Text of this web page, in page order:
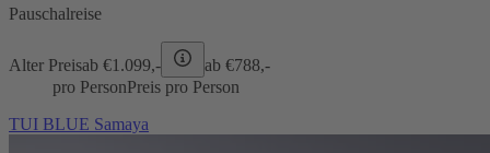
Pauschalreise
Alter Preisab €1.099,- ab €788,-
pro PersonPreis pro Person
TUI BLUE Samaya